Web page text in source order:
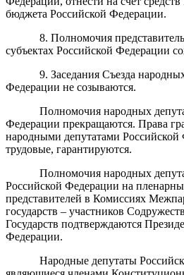
бюджета Российской Федерации.
8. Полномочия
субъектах Российской Федерации
9. Заседания Съезда народных
Федерации не созываются.
Полномочия народных
Федерации прекращаются. Права
народными депутатами
трудовые, гарантируются.
Полномочия народных
Российской Федерации на
представителей в Комиссиях
государств – участников
Государств подтверждаются
Федерации.
Народные депутаты